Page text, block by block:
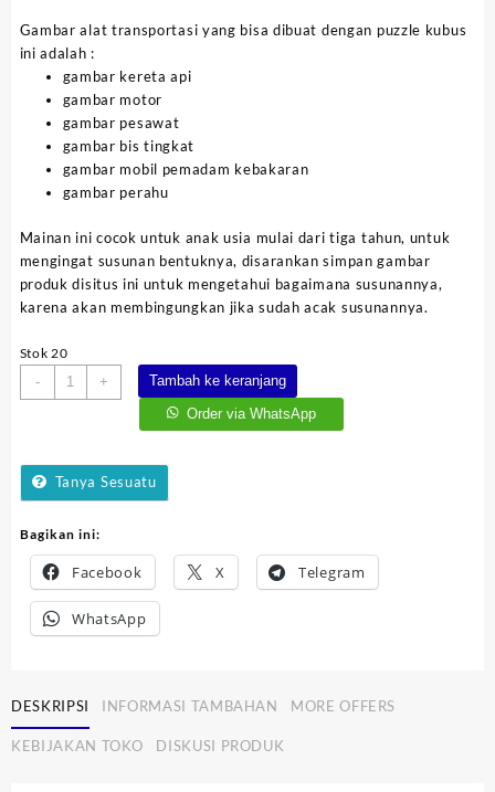
adalah:
ini
Gambar alat transportasi yang bisa dibuat dengan puzzle kubus
ini adalah :
gambar kereta api
gambar motor
gambar pesawat
gambar bis tingkat
gambar mobil pemadam kebakaran
gambar perahu
Mainan ini cocok untuk anak usia mulai dari tiga tahun, untuk
mengingat susunan bentuknya, disarankan simpan gambar
produk disitus ini untuk mengetahui bagaimana susunannya,
karena akan membingungkan jika sudah acak susunannya.
Stok 20
-
Kuantitas
Puzzle
+
Tambah ke keranjang
Order via WhatsApp
Tanya Sesuatu
Bagikan ini:
Facebook X Telegram
WhatsApp
DESKRIPSI INFORMASI TAMBAHAN MORE OFFERS
KEBIJAKAN TOKO DISKUSI PRODUK